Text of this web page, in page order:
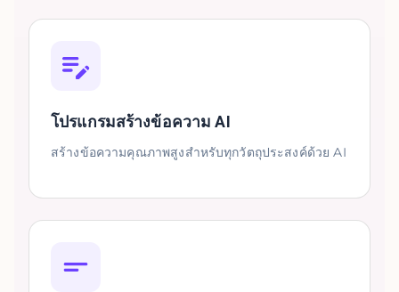
โปรแกรมสร้างข้อความ AI
สร้างข้อความคุณภาพสูงสำหรับทุกวัตถุประสงค์ด้วย AI